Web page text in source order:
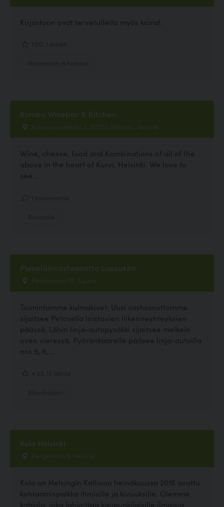
Kirjastoon ovat tervetulleita myös koirat.
Kombo Winebar & Kitchen
Kulmavuorenkatu 2, 00500 Helsinki , Helsinki
Wine, cheese, food and Kombinations of all of the
above in the heart of Kurvi, Helsinki. We love to
see...
Pieneläinvastaanotto Lupsakka
Pyörönkaari 10, Kuopio
Toimintamme kulmakivet: Uusi vastaanottomme
sijaitsee Petosella loistavien liikenneyhteyksien
päässä. Lähin linja-autopysäkki sijaitsee melkein
oven vieressä. Pyörönkaarelle pääsee linja-autoilla
nro 5, 6,...
Kolo Helsinki
Pengerkatu 9, Helsinki
Kolo on Helsingin Kallioon heinäkuussa 2016 avattu
kohtaamispaikka ihmisille ja kivuuksille. Olemme
kahvila, joka lahjoittaa kaupunkilaisille ilmaisia